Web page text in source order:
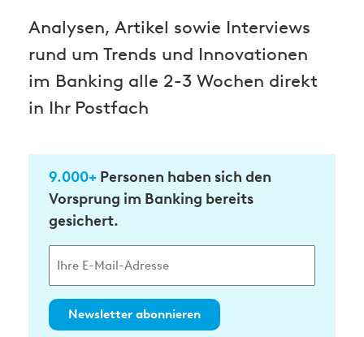
Analysen, Artikel sowie Interviews
rund um Trends und Innovationen
im Banking alle 2-3 Wochen direkt
in Ihr Postfach
9.000+ Personen haben sich den
Vorsprung im Banking bereits
gesichert.
Newsletter abonnieren